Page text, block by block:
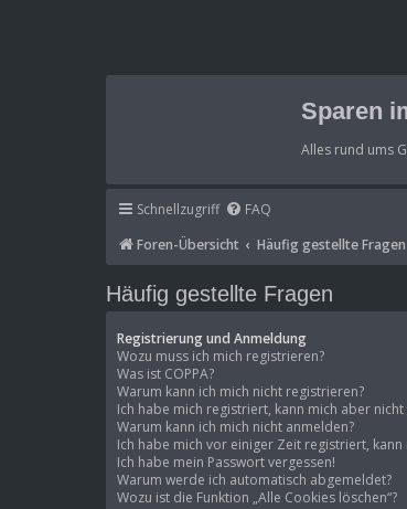
Sparen
Alles rund ums
Schnellzugriff FAQ
Foren-Übersicht
Häufig gestellte Fragen
Häufig gestellte Fragen
Registrierung und Anmeldung
Wozu muss ich mich registrieren?
Was ist COPPA?
Warum kann ich mich nicht registrieren?
Ich habe mich registriert, kann mich aber
Warum kann ich mich nicht anmelden?
Ich habe mich vor einiger Zeit registriert,
Ich habe mein Passwort vergessen!
Warum werde ich automatisch abgemeldet?
Wozu ist die Funktion „Alle Cookies löschen“?